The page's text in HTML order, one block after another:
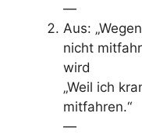
—
Aus:
nicht
wird
„Weil ich
mitfahren.“
—